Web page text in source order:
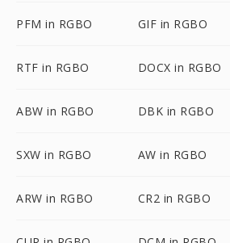
PFM in RGBO GIF in RGBO
RTF in RGBO DOCX in RGBO
ABW in RGBO DBK in RGBO
SXW in RGBO AW in RGBO
ARW in RGBO CR2 in RGBO